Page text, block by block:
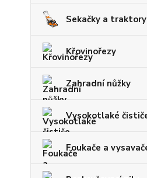
Sekačky a traktory
Křovinořezy
Zahradní nůžky
Vysokotlaké
Foukače a